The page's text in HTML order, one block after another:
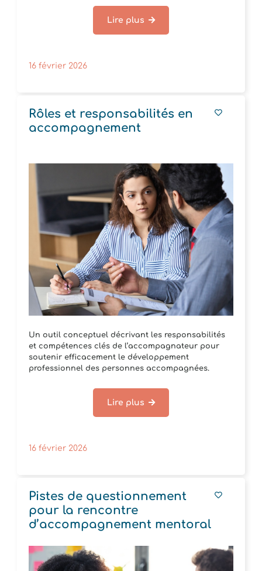
Lire plus
16 février 2026
Rôles et responsabilités en
accompagnement
Un outil conceptuel décrivant les responsabilités
et compétences clés de l’accompagnateur pour
soutenir efficacement le développement
professionnel des personnes accompagnées.
Lire plus
16 février 2026
Pistes de questionnement
pour la rencontre
d’accompagnement mentoral